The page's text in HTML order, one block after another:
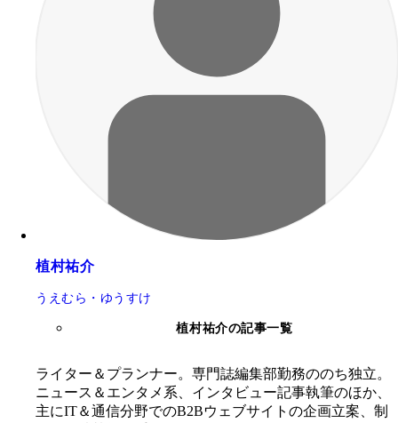
植村祐介
うえむら・ゆうすけ
植村祐介の記事一覧
ライター＆プランナー。専門誌編集部勤務ののち独立。
ニュース＆エンタメ系、インタビュー記事執筆のほか、
主にIT＆通信分野でのB2Bウェブサイトの企画立案、制